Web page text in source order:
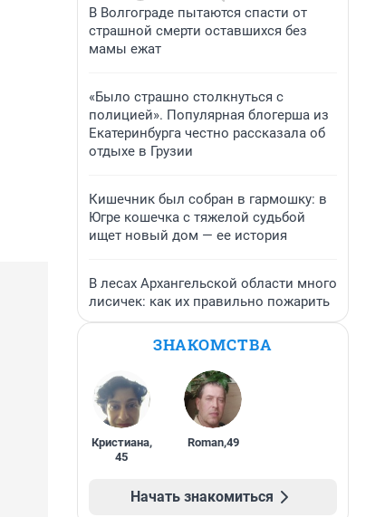
В Волгограде пытаются спасти от
страшной смерти оставшихся без
мамы ежат
«Было страшно столкнуться с
полицией». Популярная блогерша из
Екатеринбурга честно рассказала об
отдыхе в Грузии
Кишечник был собран в гармошку: в
Югре кошечка с тяжелой судьбой
ищет новый дом — ее история
В лесах Архангельской области много
лисичек: как их правильно пожарить
ЗНАКОМСТВА
Кристиана,
45
Roman,49
Начать знакомиться